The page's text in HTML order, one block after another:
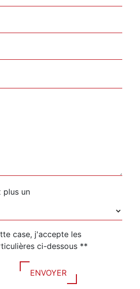
plus un
case, j'accepte les
ci-dessous **
ENVOYER